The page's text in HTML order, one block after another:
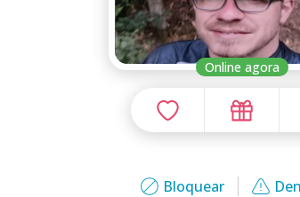
Online agora
Bloquear